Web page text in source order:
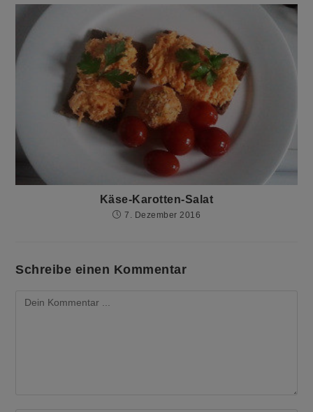
Käse-Karotten-Salat
7. Dezember 2016
Schreibe einen Kommentar
Kommentieren